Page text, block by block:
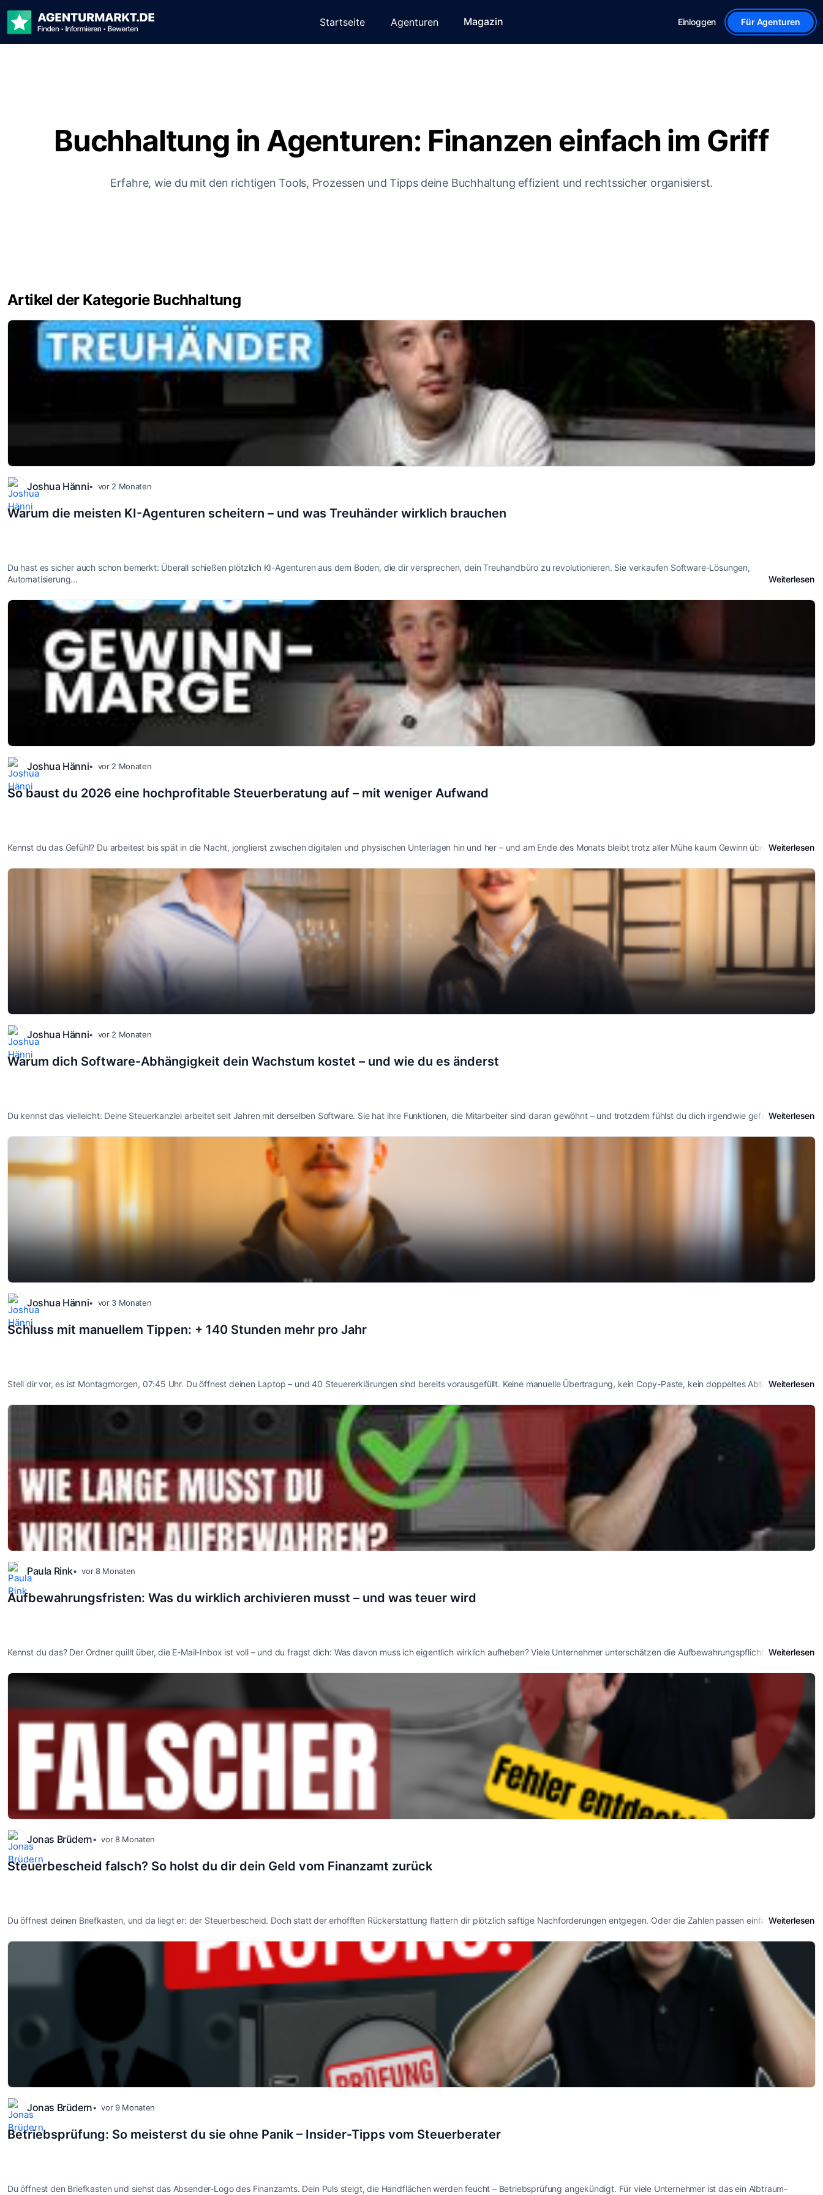
Startseite Agenturen Magazin Einloggen Für Agenturen
Buchhaltung in Agenturen: Finanzen einfach im Griff
Erfahre, wie du mit den richtigen Tools, Prozessen und Tipps deine Buchhaltung effizient und rechtssicher organisierst.
Artikel der Kategorie Buchhaltung
Joshua Hänni vor 2 Monaten
Warum die meisten KI-Agenturen scheitern – und was Treuhänder wirklich brauchen
Du hast es sicher auch schon bemerkt: Überall schießen plötzlich KI-Agenturen aus dem Boden, die dir versprechen, dein Treuhandbüro zu revolutionieren. Sie verkaufen Software-Lösungen,
Automatisierung...
Weiterlesen
Joshua Hänni vor 2 Monaten
So baust du 2026 eine hochprofitable Steuerberatung auf – mit weniger Aufwand
Kennst du das Gefühl? Du arbeitest bis spät in die Nacht, jonglierst zwischen digitalen und physischen Unterlagen hin und her – und am Ende des Monats bleibt trotz aller Mühe kaum Gewinn übrig. Genau...
Weiterlesen
Joshua Hänni vor 2 Monaten
Warum dich Software-Abhängigkeit dein Wachstum kostet – und wie du es änderst
Du kennst das vielleicht: Deine Steuerkanzlei arbeitet seit Jahren mit derselben Software. Sie hat ihre Funktionen, die Mitarbeiter sind daran gewöhnt – und trotzdem fühlst du dich irgendwie gefangen....
Weiterlesen
Joshua Hänni vor 3 Monaten
Schluss mit manuellem Tippen: + 140 Stunden mehr pro Jahr
Stell dir vor, es ist Montagmorgen, 07:45 Uhr. Du öffnest deinen Laptop – und 40 Steuererklärungen sind bereits vorausgefüllt. Keine manuelle Übertragung, kein Copy-Paste, kein doppeltes Abtippen von...
Weiterlesen
Paula Rink vor 8 Monaten
Aufbewahrungsfristen: Was du wirklich archivieren musst – und was teuer wird
Kennst du das? Der Ordner quillt über, die E-Mail-Inbox ist voll – und du fragst dich: Was davon muss ich eigentlich wirklich aufheben? Viele Unternehmer unterschätzen die Aufbewahrungspflichten und l...
Weiterlesen
Jonas Brüdern vor 8 Monaten
Steuerbescheid falsch? So holst du dir dein Geld vom Finanzamt zurück
Du öffnest deinen Briefkasten, und da liegt er: der Steuerbescheid. Doch statt der erhofften Rückerstattung flattern dir plötzlich saftige Nachforderungen entgegen. Oder die Zahlen passen einfach nich...
Weiterlesen
Jonas Brüdern vor 9 Monaten
Betriebsprüfung: So meisterst du sie ohne Panik – Insider-Tipps vom Steuerberater
Du öffnest den Briefkasten und siehst das Absender-Logo des Finanzamts. Dein Puls steigt, die Handflächen werden feucht – Betriebsprüfung angekündigt. Für viele Unternehmer ist das ein Albtraum-